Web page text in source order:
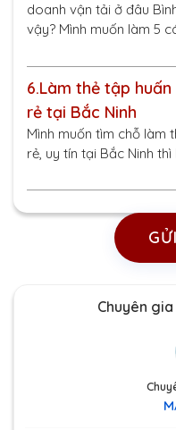
doanh vận tải ở đâu
vậy? Mình muốn làm 5
6.Làm thẻ tập
rẻ tại Bắc Ninh
Mình muốn tìm chỗ làm
rẻ, uy tín tại Bắc Ninh
Chuyên